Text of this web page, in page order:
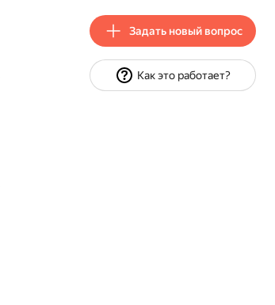
Задать новый вопрос
Как это работает?